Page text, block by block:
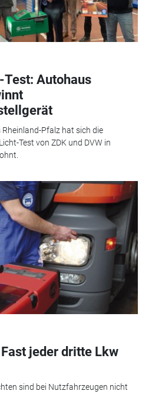
Autohaus
Pfalz hat sich die
Test von ZDK und DVW in
jeder dritte Lkw
sind bei Nutzfahrzeugen nicht